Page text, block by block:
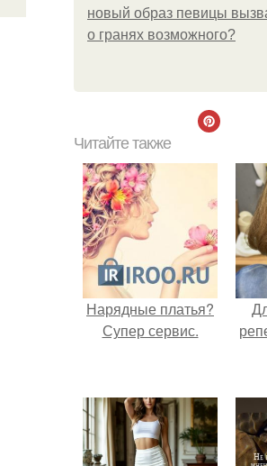
новый образ певицы
о гранях возможного?
Читайте также
Нарядные платья?
Супер сервис.